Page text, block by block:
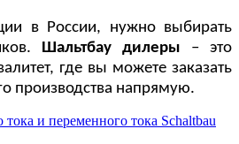
в России, нужно выбирать
Шальтбау дилеры – это
где вы можете заказать
производства напрямую.
и переменного тока Sсhaltbau